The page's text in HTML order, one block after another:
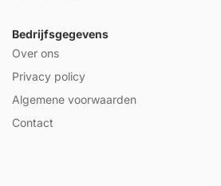
Bedrijfsgegevens
Over ons
Privacy policy
Algemene voorwaarden
Contact